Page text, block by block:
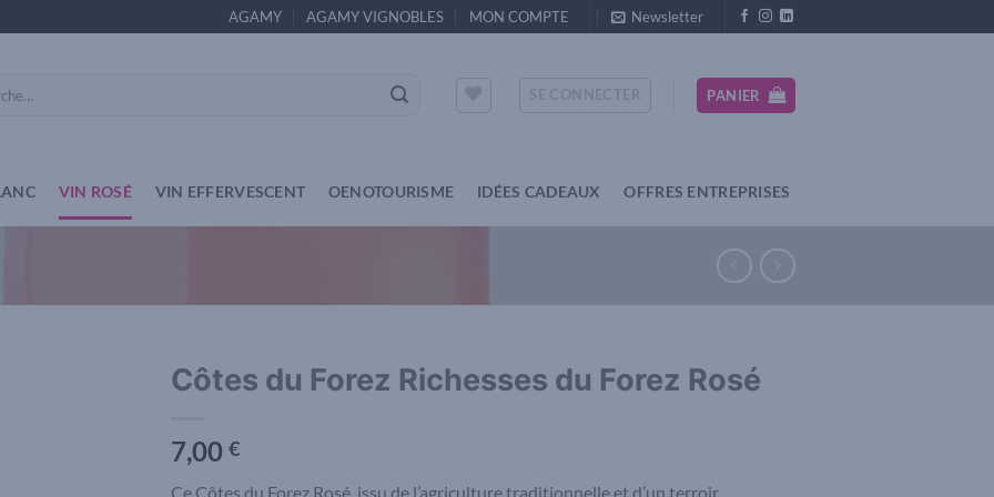
AGAMY AGAMY VIGNOBLES MON COMPTE Newsletter
PANIER
VIN ROSÉ VIN EFFERVESCENT OENOTOURISME IDÉES CADEAUX OFFRES ENTREPRISES
Côtes du Forez Richesses du Forez Rosé
7,00 €
Ce Côtes du Forez Rosé, issu de l’agriculture traditionnelle et d’un terroir